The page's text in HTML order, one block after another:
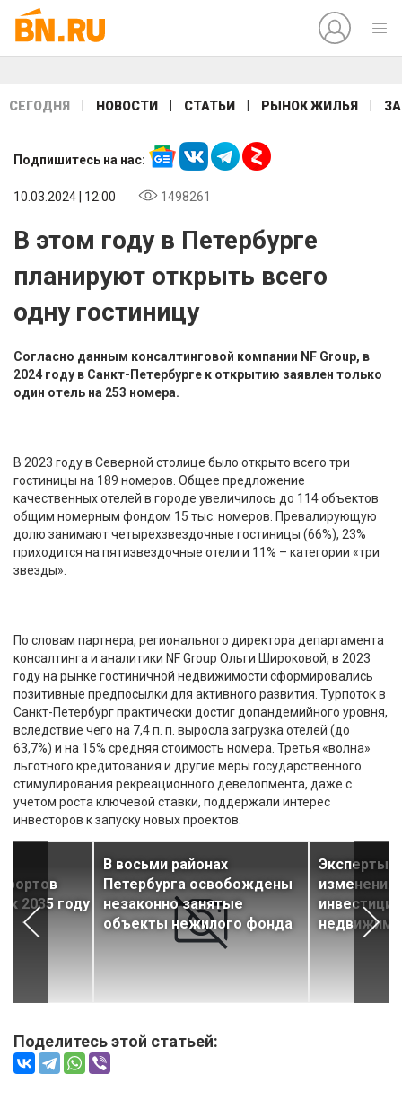
СЕГОДНЯ НОВОСТИ СТАТЬИ РЫНОК ЖИЛЬЯ
Подпишитесь на нас:
10.03.2024 | 12:00 1498261
В этом году в Петербурге
планируют открыть всего
одну гостиницу
Согласно данным консалтинговой компании NF Group, в
2024 году в Санкт-Петербурге к открытию заявлен только
один отель на 253 номера.
В 2023 году в Северной столице было открыто всего три
гостиницы на 189 номеров. Общее предложение
качественных отелей в городе увеличилось до 114 объектов
общим номерным фондом 15 тыс. номеров. Превалирующую
долю занимают четырехзвездочные гостиницы (66%), 23%
приходится на пятизвездочные отели и 11% – категории «три
звезды».
По словам партнера, регионального директора департамента
консалтинга и аналитики NF Group Ольги Широковой, в 2023
году на рынке гостиничной недвижимости сформировались
позитивные предпосылки для активного развития. Турпоток в
Санкт-Петербург практически достиг допандемийного уровня,
вследствие чего на 7,4 п. п. выросла загрузка отелей (до
63,7%) и на 15% средняя стоимость номера. Третья «волна»
льготного кредитования и другие меры государственного
стимулирования рекреационного девелопмента, даже с
учетом роста ключевой ставки, поддержали интерес
инвесторов к запуску новых проектов.
к 2035 году
В восьми районах
Петербурга освобождены
незаконно занятые
объекты нежилого фонда
Эксперты
изменения
Поделитесь этой статьей: